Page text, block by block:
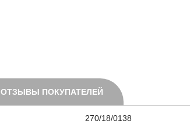
ОТЗЫВЫ ПОКУПАТЕЛЕЙ
270/18/0138